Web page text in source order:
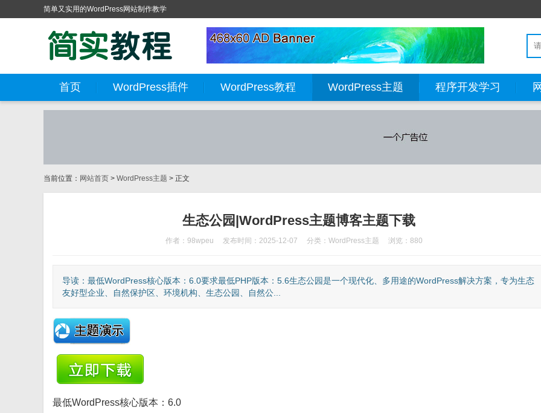
简单又实用的WordPress网站制作教学
首页 WordPress插件 WordPress教程 WordPress主题 程序开发学习
当前位置： 网站首页 > WordPress主题 > 正文
生态公园|WordPress主题博客主题下载
作者：98wpeu 发布时间：2025-12-07 分类：WordPress主题 浏览：880
导读：最低WordPress核心版本：6.0要求最低PHP版本：5.6生态公园是一个现代化、多用途的WordPress解决方案，专为生态
友好型企业、自然保护区、环境机构、生态公园、自然公...
最低WordPress核心版本： 6.0